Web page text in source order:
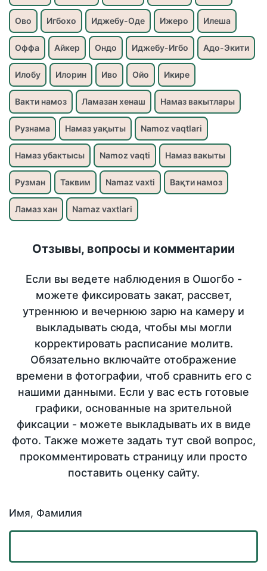
Ово Игбохо Иджебу-Оде Ижеро Илеша
Оффа Айкер Ондо Иджебу-Игбо Адо-Экити
Илобу Илорин Иво Ойо Икире
Вакти намоз Ламазан хенаш Намаз вакытлары
Рузнама Намаз уақыты Namoz vaqtlari
Намаз убактысы Namoz vaqti Намаз вакыты
Рузман Таквим Namaz vaxti Вақти намоз
Ламаз хан Namaz vaxtlari
Отзывы, вопросы и комментарии
Если вы ведете наблюдения в Ошогбо -
можете фиксировать закат, рассвет,
утреннюю и вечернюю зарю на камеру и
выкладывать сюда, чтобы мы могли
корректировать расписание молитв.
Обязательно включайте отображение
времени в фотографии, чтоб сравнить его с
нашими данными. Если у вас есть готовые
графики, основанные на зрительной
фиксации - можете выкладывать их в виде
фото. Также можете задать тут свой вопрос,
прокомментировать страницу или просто
поставить оценку сайту.
Имя, Фамилия